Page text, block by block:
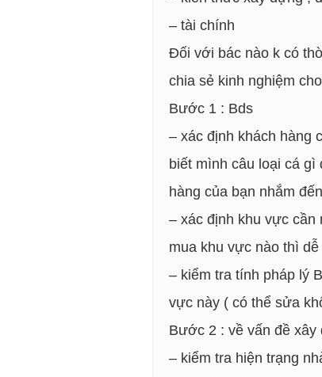
– tài chính
Đối với bác nào k có
chia sẻ kinh nghiệm
Bước 1 : Bds
– xác định khách hàng
biết mình câu loại cá
hàng của bạn nhắm
– xác định khu vực
mua khu vực nào thì
– kiểm tra tính pháp lý
vực này ( có thể sửa
Bước 2 : về vấn đề
– kiểm tra hiện trạng